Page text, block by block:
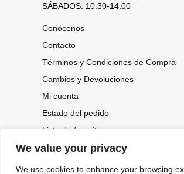
We value your privacy
We use cookies to enhance your browsing
SÁBADOS: 10.30-14:00
Conócenos
Contacto
Términos y Condiciones de Compra
Cambios y Devoluciones
Mi cuenta
Estado del pedido
Lista de favoritos